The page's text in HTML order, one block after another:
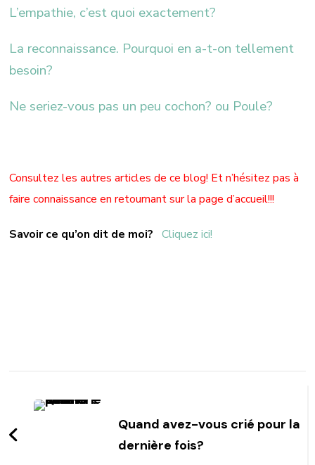
L’empathie, c’est quoi exactement?
La reconnaissance. Pourquoi en a-t-on tellement
besoin?
Ne seriez-vous pas un peu cochon? ou Poule?
Consultez les autres articles de ce blog! Et n’hésitez pas à
faire connaissance en retournant sur la page d’accueil!!!
Savoir ce qu’on dit de moi?Cliquez ici!
NavigationQuand avez-vous crié pour la
dernière fois?